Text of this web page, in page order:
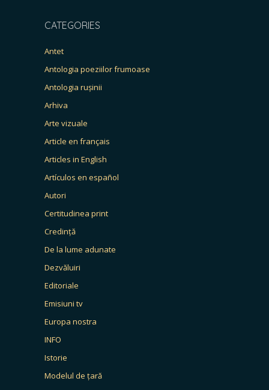
CATEGORIES
Antet
Antologia poeziilor frumoase
Antologia rușinii
Arhiva
Arte vizuale
Article en français
Articles in English
Artículos en español
Autori
Certitudinea print
Credință
De la lume adunate
Dezvăluiri
Editoriale
Emisiuni tv
Europa nostra
INFO
Istorie
Modelul de țară